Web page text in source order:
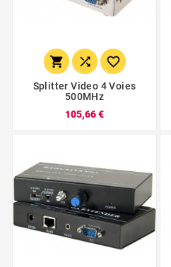
  
Splitter Video 4 Voies
500MHz
105,66 €